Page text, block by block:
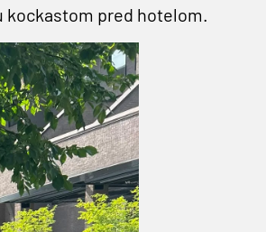
kockastom pred hotelom.